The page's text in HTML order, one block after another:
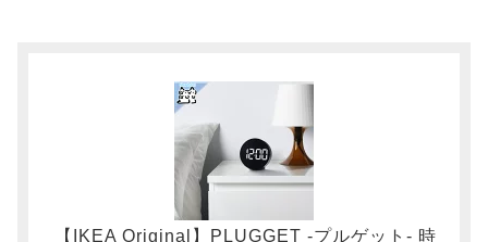
【IKEA Original】PLUGGET -プルゲット- 時